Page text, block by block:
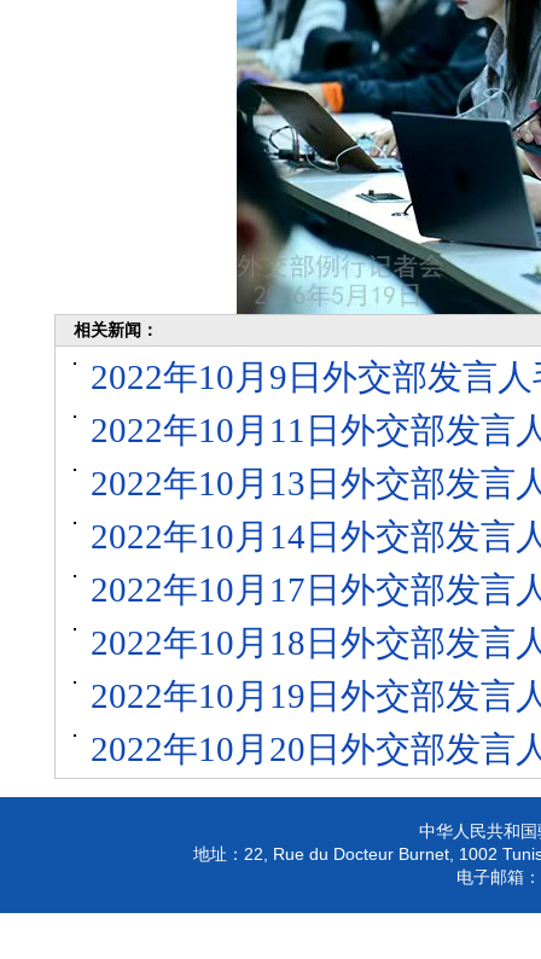
相关新闻：
2022年10月9日外交部发言
2022年10月11日外交部发言
2022年10月13日外交部发言
2022年10月14日外交部发言
2022年10月17日外交部发言
2022年10月18日外交部发言
2022年10月19日外交部发言
2022年10月20日外交部发言
中华人民共和
地址： 22, Rue du Docteur Burnet, 1002
电子邮箱：